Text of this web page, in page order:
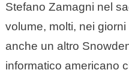
Stefano Zamagni nel
volume, molti, nei
anche un altro
informatico americano